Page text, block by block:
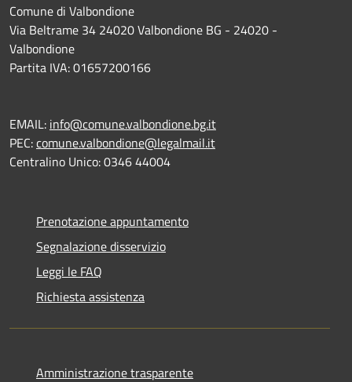
Comune di Valbondione
Via Beltrame 34 24020 Valbondione BG - 24020 -
Valbondione
Partita IVA: 01657200166
EMAIL: info@comune.valbondione.bg.it
PEC:comune.valbondione@legalmail.it
Centralino Unico: 0346 44004
Prenotazione appuntamento
Segnalazione disservizio
Leggi le FAQ
Richiesta assistenza
Amministrazione trasparente